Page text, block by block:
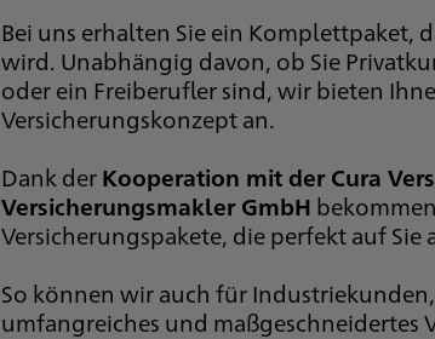
Bei uns erhalten Sie ein Komplettpaket,
wird. Unabhängig davon, ob Sie
oder ein Freiberufler sind, wir bieten
Versicherungskonzept an.
Dank derKooperation mit der Cura
Versicherungsmakler GmbH
Versicherungspakete, die perfekt auf Sie
So können wir auch für
umfangreiches und maßgeschneidertes